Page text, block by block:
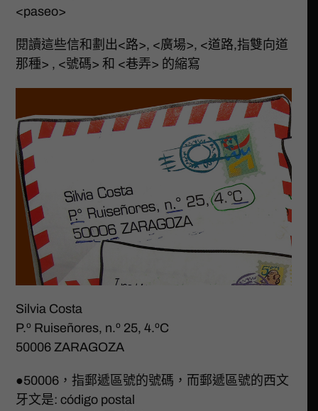
<paseo>
閱讀這些信和劃出<路>, <廣場>, <道路,指雙向道
那種> , <號碼> 和 <巷弄> 的縮寫
Silvia Costa
P.º Ruiseñores, n.º 25, 4.ºC
50006 ZARAGOZA
●50006，指郵遞區號的號碼，而郵遞區號的西文
牙文是: código postal